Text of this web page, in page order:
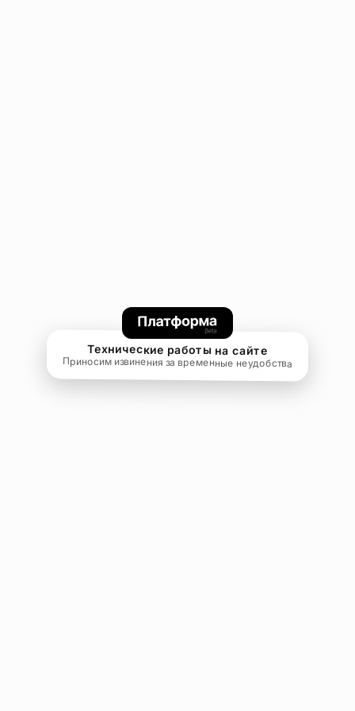
Технические работы на сайте
Приносим извинения за временные неудобства